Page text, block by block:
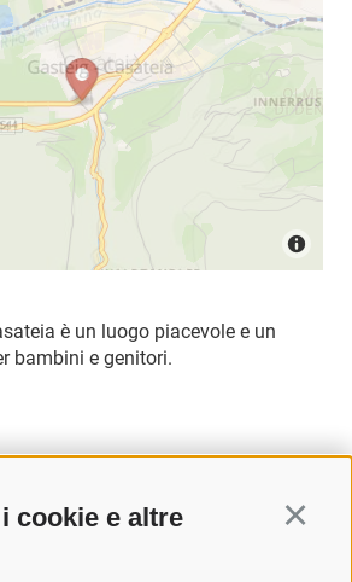
cookie e altre
è un luogo piacevole e un
bambini e genitori.